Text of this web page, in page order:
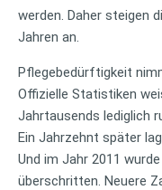
werden. Daher steigen
Jahren an.
Pflegebedürftigkeit
Offizielle Statistiken
Jahrtausends lediglich
Ein Jahrzehnt später
Und im Jahr 2011
überschritten. Neuere